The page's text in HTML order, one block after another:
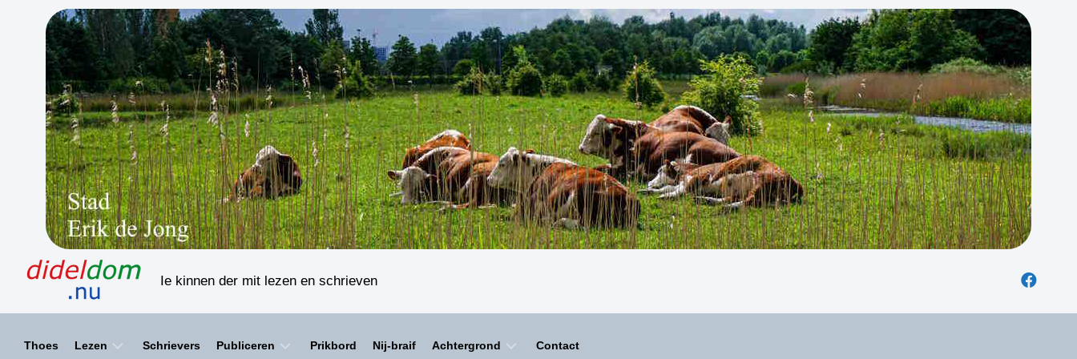
Ie kinnen der mit lezen en schrieven
Thoes Lezen Schrievers Publiceren Prikbord Nij-braif Achtergrond Contact